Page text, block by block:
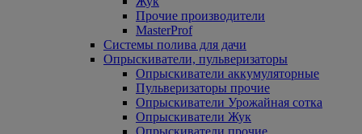
Прочие производители
MasterProf
Системы полива для дачи
Опрыскиватели, пульверизаторы
Опрыскиватели аккумуляторные
Пульверизаторы прочие
Опрыскиватели Урожайная сотка
Опрыскиватели Жук
Опрыскиватели прочие